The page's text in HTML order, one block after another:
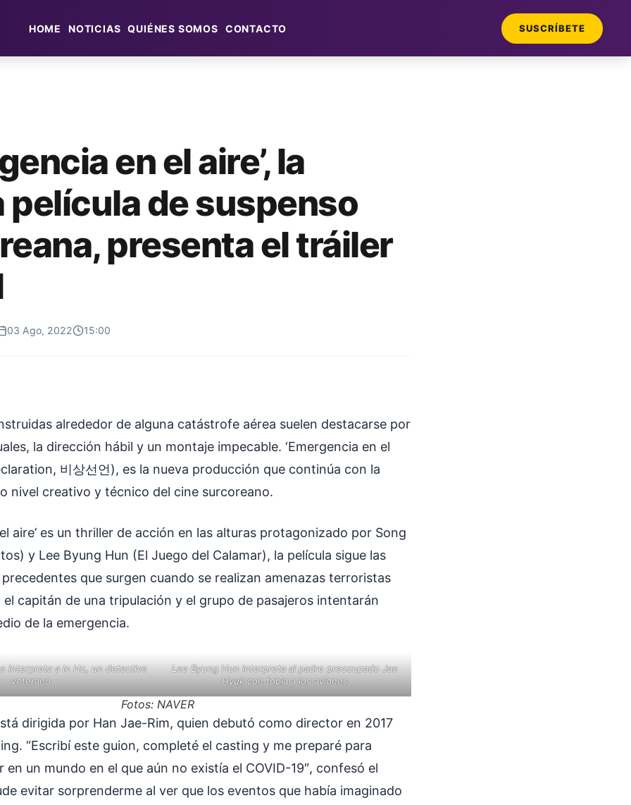
HOME NOTICIAS QUIÉNES SOMOS CONTACTO SUSCRÍBETE
en el aire’, la
película de suspenso
presenta el tráiler
03 Ago, 2022 15:00
alrededor de alguna catástrofe aérea suelen destacarse por
la dirección hábil y un montaje impecable. ‘Emergencia en el
비상선언), es la nueva producción que continúa con la
nivel creativo y técnico del cine surcoreano.
aire’ es un thriller de acción en las alturas protagonizado por Song
y Lee Byung Hun (El Juego del Calamar), la película sigue las
que surgen cuando se realizan amenazas terroristas
capitán de una tripulación y el grupo de pasajeros intentarán
de la emergencia.
interpreta a In Ho, un detective
veterano
Lee Byung Hun interpreta al padre preocupado Jae
Hyuk con fobia a los aviones
Fotos: NAVER
dirigida por Han Jae-Rim, quien debutó como director en 2017
“Escribí este guion, completé el casting y me preparé para
en un mundo en el que aún no existía el COVID-19″, confesó el
evitar sorprenderme al ver que los eventos que había imaginado